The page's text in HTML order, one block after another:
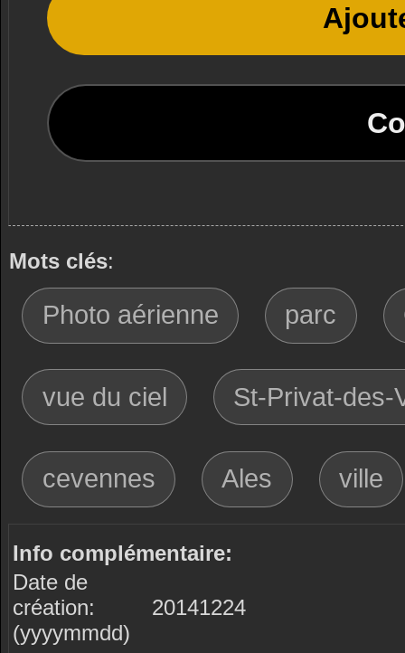
Mots clés:
Photo aérienne parc
vue du ciel St-Privat-des-
cevennes Ales ville
Info complémentaire:
Date de
création:
(yyyymmdd)
20141224